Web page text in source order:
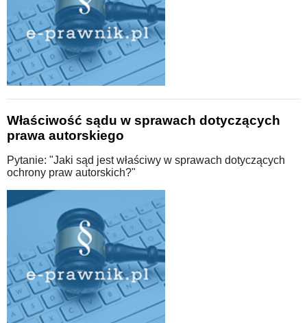
Właściwość sądu w sprawach dotyczących
prawa autorskiego
Pytanie: "Jaki sąd jest właściwy w sprawach dotyczących
ochrony praw autorskich?"